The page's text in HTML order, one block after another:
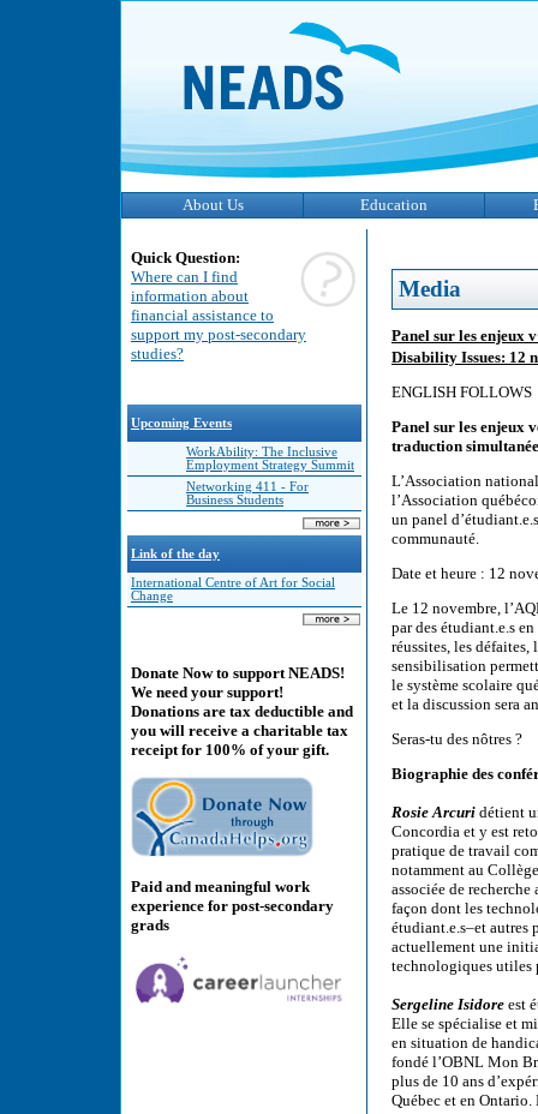
About Us Education
Quick Question:
Where can I find
information about
financial assistance to
support my post-secondary
studies?
Upcoming Events
WorkAbility: The Inclusive
Employment Strategy Summit
Networking 411 - For
Business Students
Link of the day
International Centre of Art for Social
Change
Donate Now to support NEADS!
We need your support!
Donations are tax deductible and
you will receive a charitable tax
receipt for 100% of your gift.
Paid and meaningful work
experience for post-secondary
grads
Media
Panel sur les enjeux
Disability Issues: 12
ENGLISH FOLLOWS
Panel sur les enjeux
traduction
L’Association
l’Association
un panel
communauté.
Date et heure : 12
Le 12 novembre,
par des étudiant.e.s
réussites, les défaites,
sensibilisation
le système scolaire
et la discussion sera
Seras-tu des nôtres ?
Biographie des
Rosie Arcuri détient
Concordia et y est
pratique de travail
notamment au
associée de
façon dont les
étudiant.e.s–et autres
actuellement une
technologiques utiles
Sergeline Isidore est
Elle se spécialise et
en situation de
fondé l’OBNL Mon
plus de 10 ans
Québec et en